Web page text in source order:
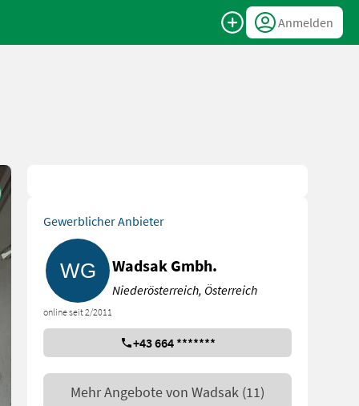
Anmelden
Gewerblicher Anbieter
online seit 2/2011
Wadsak Gmbh.
Niederösterreich, Österreich
+43 664 *******
Mehr Angebote von Wadsak (11)